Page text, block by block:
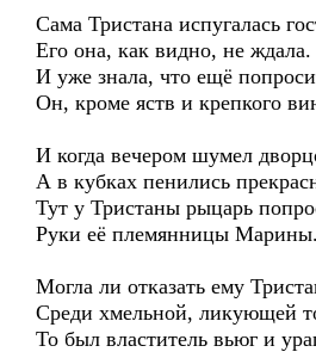
Сама Тристана испугалась
Его она, как видно, не ждала.
И уже знала, что ещё
Он, кроме яств и крепкого
И когда вечером шумел
А в кубках пенились
Тут у Тристаны рыцарь
Руки её племянницы Марины.
Могла ли отказать ему
Среди хмельной, ликующей
То был властитель вьюг и